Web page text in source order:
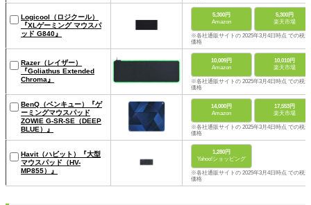
Logicool（ロジクール）
『XLゲーミング マウスパ
ッド G840』
5,300円
Amazon
5,300円
楽天市場
※各社通販サイトの 2025年3月4日時点 での税込
価格
Razer（レイザー）
『Goliathus Extended
Chroma』
10,009円
Amazon
10,010円
楽天市場
※各社通販サイトの 2025年3月4日時点 での税込
価格
BenQ（ベンキュー）『ゲ
ーミングマウスパッド
ZOWIE G-SR-SE（DEEP
BLUE）』
14,000円
Amazon
17,553円
楽天市場
※各社通販サイトの 2025年3月4日時点 での税込
価格
Havit（ハビット）『大型
マウスパッド（HV-
MP855）』
1,280円
Yahoo!ショッピング
※各社通販サイトの 2025年3月4日時点 での税込
価格